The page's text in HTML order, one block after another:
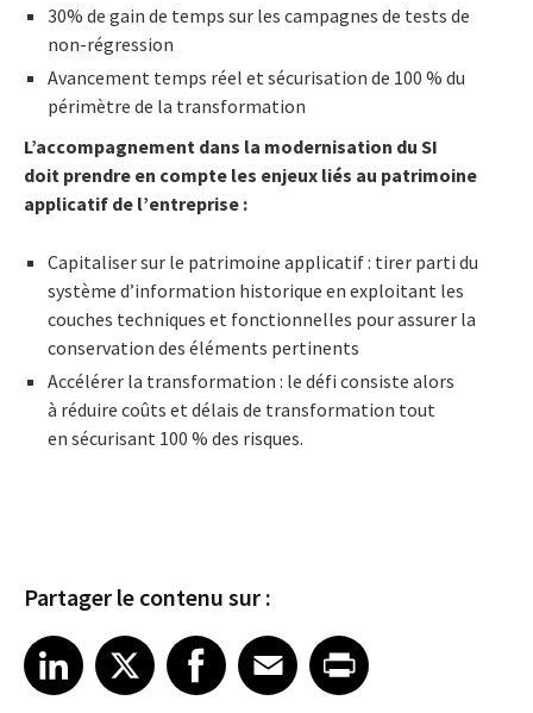
30% de gain de temps sur les campagnes de tests de
non-régression
Avancement temps réel et sécurisation de 100 % du
périmètre de la transformation
L’accompagnement dans la modernisation du SI
doit prendre en compte les enjeux liés au patrimoine
applicatif de l’entreprise :
Capitaliser sur le patrimoine applicatif : tirer parti du
système d’information historique en exploitant les
couches techniques et fonctionnelles pour assurer la
conservation des éléments pertinents
Accélérer la transformation : le défi consiste alors
à réduire coûts et délais de transformation tout
en sécurisant 100 % des risques.
Partager le contenu sur :
Share article on LinkedIn
LinkedIn
Share article on XShare article on Facebook
Facebook
Share article on Email
EmailShare article on Print